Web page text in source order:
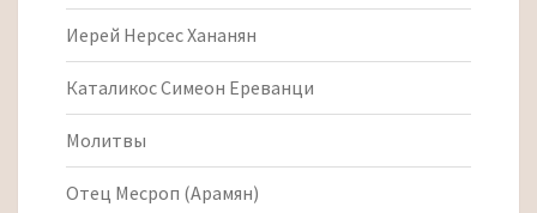
Иерей Нерсес Хананян
Каталикос Симеон Ереванци
Молитвы
Отец Месроп (Арамян)